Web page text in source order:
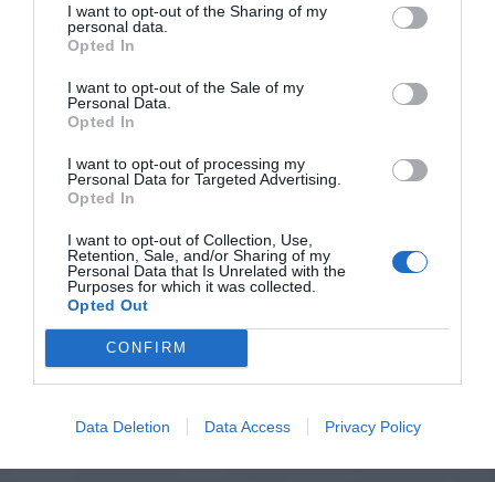
I want to opt-out of the Sharing of my
personal data.
Opted In
I want to opt-out of the Sale of my
Personal Data.
Opted In
I want to opt-out of processing my
Personal Data for Targeted Advertising.
Opted In
I want to opt-out of Collection, Use,
Retention, Sale, and/or Sharing of my
Personal Data that Is Unrelated with the
Purposes for which it was collected.
Opted Out
CONFIRM
Data Deletion Data Access Privacy Policy